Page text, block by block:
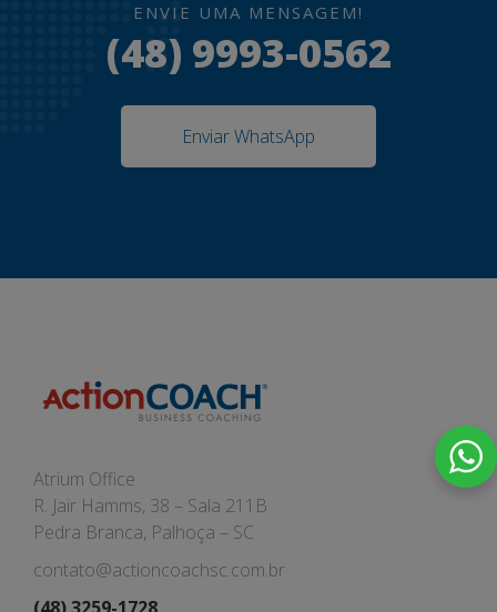
ENVIE UMA MENSAGEM!
(48) 9993-0562
Enviar WhatsApp
Atrium Office
R. Jair Hamms, 38 – Sala 211B
Pedra Branca, Palhoça – SC
contato@actioncoachsc.com.br